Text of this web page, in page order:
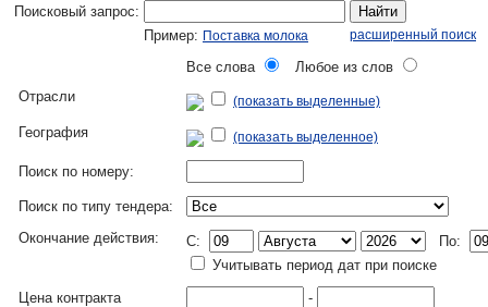
Поисковый запрос:
Найти
Пример: Поставка молока расширенный поиск
Все слова
Любое из слов
Отрасли
(показать выделенные)
География (показать выделенное)
Поиск по номеру:
Поиск по типу тендера:
Окончание действия:
C:
По:
Учитывать период дат при поиске
Цена контракта
-